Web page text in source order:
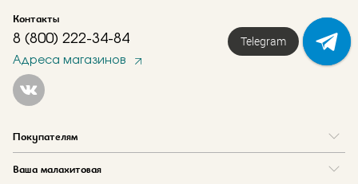
Контакты
8 (800) 222-34-84
Адреса магазинов
Покупателям
Ваша малахитовая
Telegram